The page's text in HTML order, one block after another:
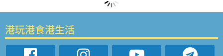
港玩港食港生活